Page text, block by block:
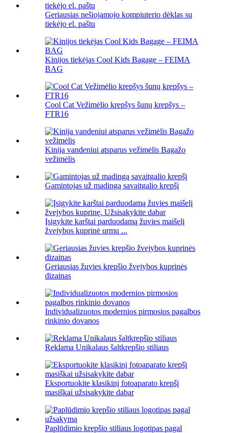
Geriausias nešiojamojo kompiuterio dėklas su
tiekėjo el. paštu
Kinijos tiekėjas Cool Kids Bagage – FEIMA
BAG
Cool Cat Vežimėlio krepšys šunų krepšys –
FTR16
Kinija vandeniui atsparus vežimėlis Bagažo
vežimėlis
Gamintojas už madingą savaitgalio krepšį
Įsigykite karštai parduodamą žuvies maišelį
žvejybos kuprinė urmu ...
Geriausias žuvies krepšio žvejybos kuprinės
dizainas
Individualizuotos modernios pirmosios pagalbos
rinkinio dovanos
Reklama Unikalaus šaltkrepšio stiliaus
Eksportuokite klasikinį fotoaparato krepšį
masiškai užsisakykite dabar
Paplūdimio krepšio stiliaus logotipas pagal